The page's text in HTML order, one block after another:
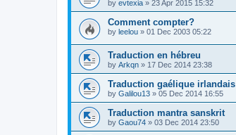
by evtexia » 23 Apr 2015 15:32
Comment compter?
by leelou » 01 Dec 2003 05:22
Traduction en hébreu
by Arkqn » 17 Dec 2014 23:38
Traduction gaélique irlandais
by Galilou13 » 05 Dec 2014 16:55
Traduction mantra sanskrit
by Gaou74 » 03 Dec 2014 23:50